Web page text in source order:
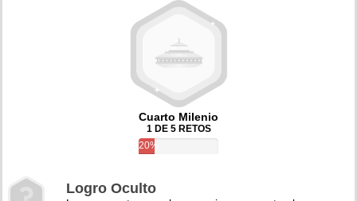
Cuarto Milenio
1 DE 5 RETOS
20%
Logro Oculto